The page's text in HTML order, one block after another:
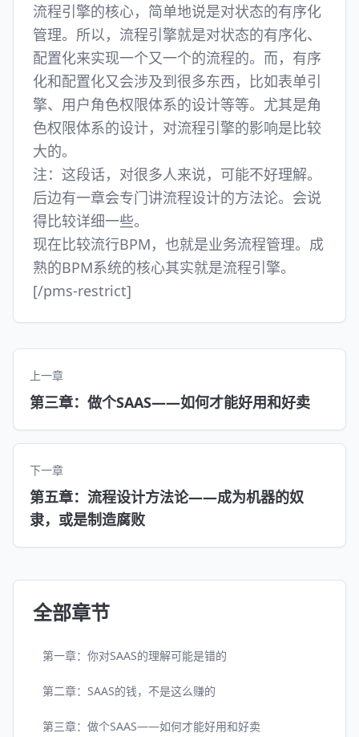
流程引擎的核心，简单地说是对状态的有序化
管理。所以，流程引擎就是对状态的有序化、
配置化来实现一个又一个的流程的。而，有序
化和配置化又会涉及到很多东西，比如表单引
擎、用户角色权限体系的设计等等。尤其是角
色权限体系的设计，对流程引擎的影响是比较
大的。
注：这段话，对很多人来说，可能不好理解。
后边有一章会专门讲流程设计的方法论。会说
得比较详细一些。
现在比较流行BPM，也就是业务流程管理。成
熟的BPM系统的核心其实就是流程引擎。
[/pms-restrict]
上一章
第三章：做个SAAS——如何才能好用和好卖
下一章
第五章：流程设计方法论——成为机器的奴
隶，或是制造腐败
全部章节
第一章：你对SAAS的理解可能是错的
第二章：SAAS的钱，不是这么赚的
第三章：做个SAAS——如何才能好用和好卖